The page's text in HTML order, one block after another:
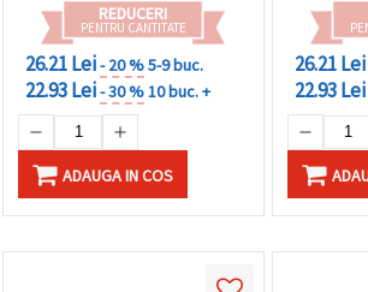
REDUCERI
PENTRU CANTITATE
26.21 Lei- 20 %5-9 buc.
22.93 Lei- 30 %10 buc. +
ADAUGA IN COS
26.21 Lei
22.93 Lei